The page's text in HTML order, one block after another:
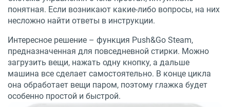
понятная. Если возникают какие-либо вопросы, на них
несложно найти ответы в инструкции.
Интересное решение – функция Push&Go Steam,
предназначенная для повседневной стирки. Можно
загрузить вещи, нажать одну кнопку, а дальше
машина все сделает самостоятельно. В конце цикла
она обработает вещи паром, поэтому глажка будет
особенно простой и быстрой.